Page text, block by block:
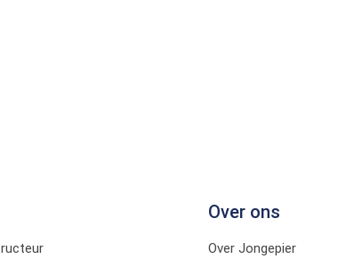
Over ons
Over Jongepier